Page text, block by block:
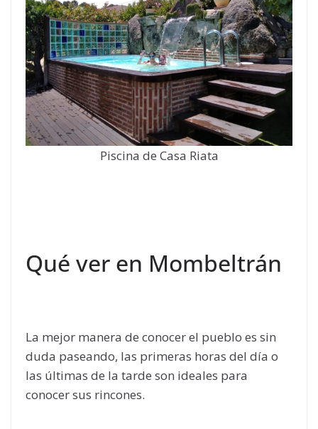
Piscina de Casa Riata
Qué ver en Mombeltrán
La mejor manera de conocer el pueblo es sin
duda paseando, las primeras horas del día o
las últimas de la tarde son ideales para
conocer sus rincones.